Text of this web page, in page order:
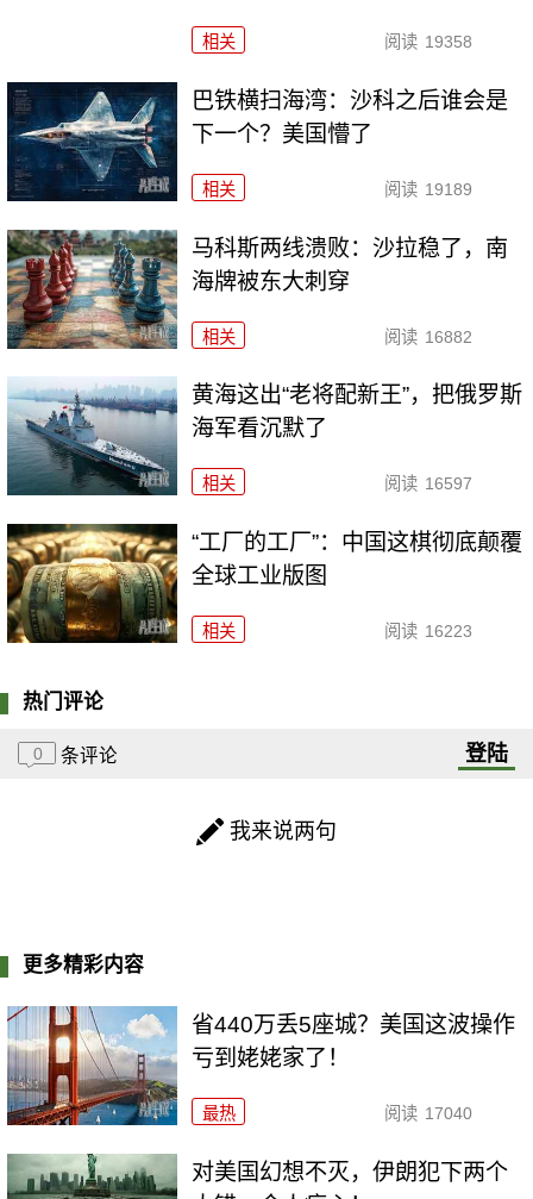
相关 阅读 19358
巴铁横扫海湾：沙科之后谁会是
下一个？美国懵了
相关 阅读 19189
马科斯两线溃败：沙拉稳了，南
海牌被东大刺穿
相关 阅读 16882
黄海这出“老将配新王”，把俄罗斯
海军看沉默了
相关 阅读 16597
“工厂的工厂”：中国这棋彻底颠覆
全球工业版图
相关 阅读 16223
热门评论
0 条评论 登陆
我来说两句
更多精彩内容
省440万丢5座城？美国这波操作
亏到姥姥家了！
最热 阅读 17040
对美国幻想不灭，伊朗犯下两个